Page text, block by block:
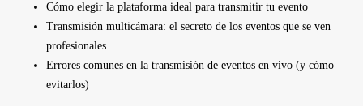
Cómo elegir la plataforma ideal para transmitir tu evento
Transmisión multicámara: el secreto de los eventos que se ven
profesionales
Errores comunes en la transmisión de eventos en vivo (y cómo
evitarlos)